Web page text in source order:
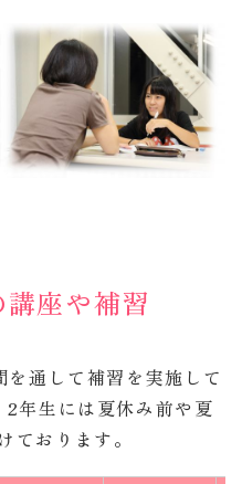
座や補習
通して補習を実施して
年生には夏休み前や夏
ております。